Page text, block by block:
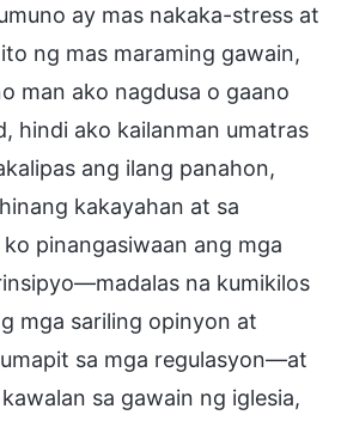
ay mas nakaka-stress at
ng mas maraming gawain,
man ako nagdusa o gaano
hindi ako kailanman umatras
ang ilang panahon,
kakayahan at sa
pinangasiwaan ang mga
na kumikilos
mga sariling opinyon at
sa mga regulasyon—at
sa gawain ng iglesia,